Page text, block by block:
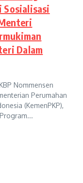
Sosialisasi
Dalam
Nommensen
Perumahan
(KemenPKP),